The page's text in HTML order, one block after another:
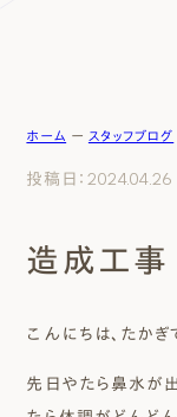
エムズのこと
ホーム ー スタッフブログ
投稿日：
造成工事
こんにちは、たかぎ
先日やたら鼻水が